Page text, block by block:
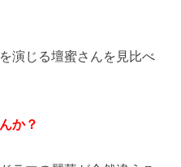
演じる壇蜜さんを見比べ
か？